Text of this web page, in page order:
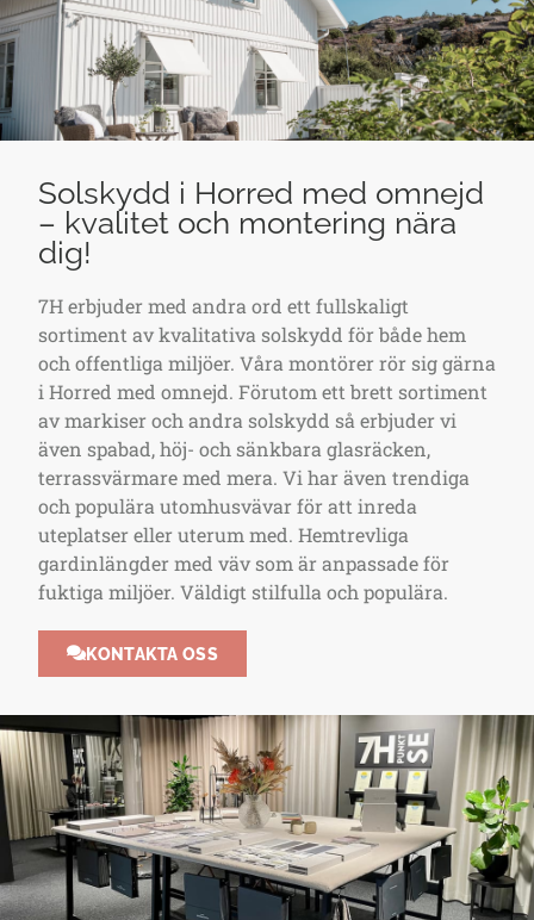
Solskydd i Horred med omnejd
– kvalitet och montering nära
dig!
7H erbjuder med andra ord ett fullskaligt
sortiment av kvalitativa solskydd för både hem
och offentliga miljöer. Våra montörer rör sig gärna
i Horred med omnejd. Förutom ett brett sortiment
av markiser och andra solskydd så erbjuder vi
även spabad, höj- och sänkbara glasräcken,
terrassvärmare med mera. Vi har även trendiga
och populära utomhusvävar för att inreda
uteplatser eller uterum med. Hemtrevliga
gardinlängder med väv som är anpassade för
fuktiga miljöer. Väldigt stilfulla och populära.
KONTAKTA OSS